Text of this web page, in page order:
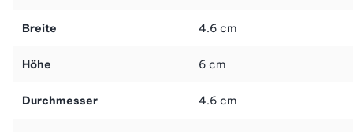
Breite 4.6 cm
Höhe 6 cm
Durchmesser 4.6 cm